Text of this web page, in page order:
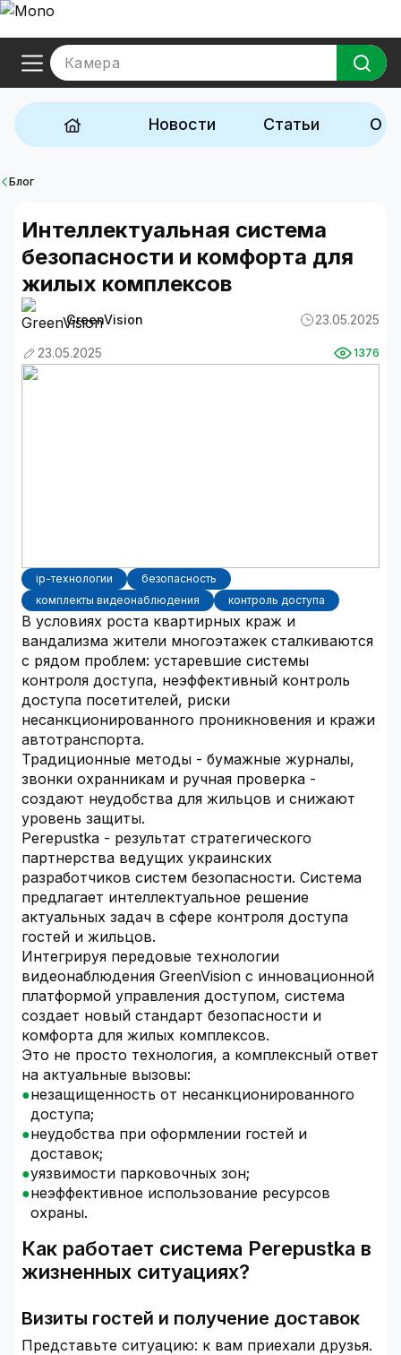
Камера
Новости Статьи
Блог
Интеллектуальная система
безопасности и комфорта для
жилых комплексов
GreenVision 23.05.2025
23.05.2025 1376
ip-технологии
безопасность
комплекты видеонаблюдения
контроль доступа
В условиях роста квартирных краж и
вандализма жители многоэтажек сталкиваются
с рядом проблем: устаревшие системы
контроля доступа, неэффективный контроль
доступа посетителей, риски
несанкционированного проникновения и кражи
автотранспорта.
Традиционные методы - бумажные журналы,
звонки охранникам и ручная проверка -
создают неудобства для жильцов и снижают
уровень защиты.
Perepustka - результат стратегического
партнерства ведущих украинских
разработчиков систем безопасности. Система
предлагает интеллектуальное решение
актуальных задач в сфере контроля доступа
гостей и жильцов.
Интегрируя передовые технологии
видеонаблюдения GreenVision с инновационной
платформой управления доступом, система
создает новый стандарт безопасности и
комфорта для жилых комплексов.
Это не просто технология, а комплексный ответ
на актуальные вызовы:
незащищенность от несанкционированного
доступа;
неудобства при оформлении гостей и
доставок;
уязвимости парковочных зон;
неэффективное использование ресурсов
охраны.
Как работает система Perepustka в
жизненных ситуациях?
Визиты гостей и получение доставок
Представьте ситуацию: к вам приехали друзья.